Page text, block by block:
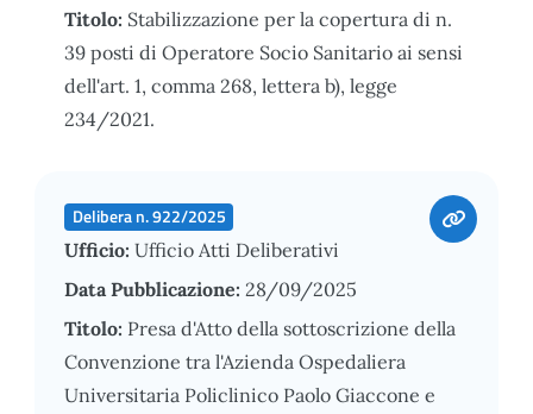
Titolo: Stabilizzazione per la copertura di n.
39 posti di Operatore Socio Sanitario ai sensi
dell'art. 1, comma 268, lettera b), legge
234/2021.
Delibera n. 922/2025
Ufficio: Ufficio Atti Deliberativi
Data Pubblicazione: 28/09/2025
Titolo: Presa d'Atto della sottoscrizione della
Convenzione tra l'Azienda Ospedaliera
Universitaria Policlinico Paolo Giaccone e